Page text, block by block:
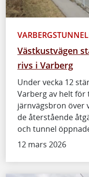
Västkustvägen
rivs i Varberg
Under vecka 12
Varberg av helt för
järnvägsbron över
de återstående
och tunnel
12 mars 2026